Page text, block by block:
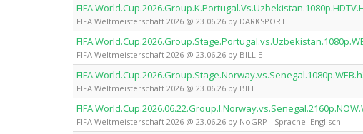
FIFA Weltmeisterschaft 2026 @ 23.06.26 by DARKSPORT
FIFA Weltmeisterschaft 2026 @ 23.06.26 by BILLIE
FIFA Weltmeisterschaft 2026 @ 23.06.26 by BILLIE
FIFA Weltmeisterschaft 2026 @ 23.06.26 by NoGRP - Sprache: Englisch